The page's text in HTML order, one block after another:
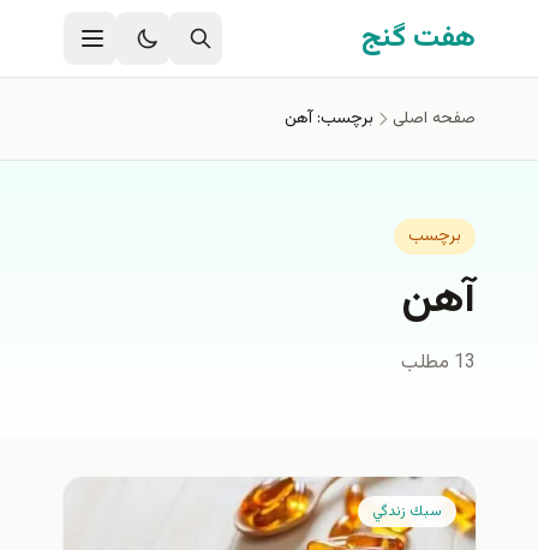
رفتن به محتوای اصلی
هفت گنج
صفحه اصلی برچسب: آهن
برچسب
آهن
13 مطلب
سبك زندگي